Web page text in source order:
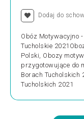
Dodaj do
Obóz Motywacyjno
Tucholskie
Polski, Obozy
przygotowujące do
Borach Tucholskich
Tucholskich 2021